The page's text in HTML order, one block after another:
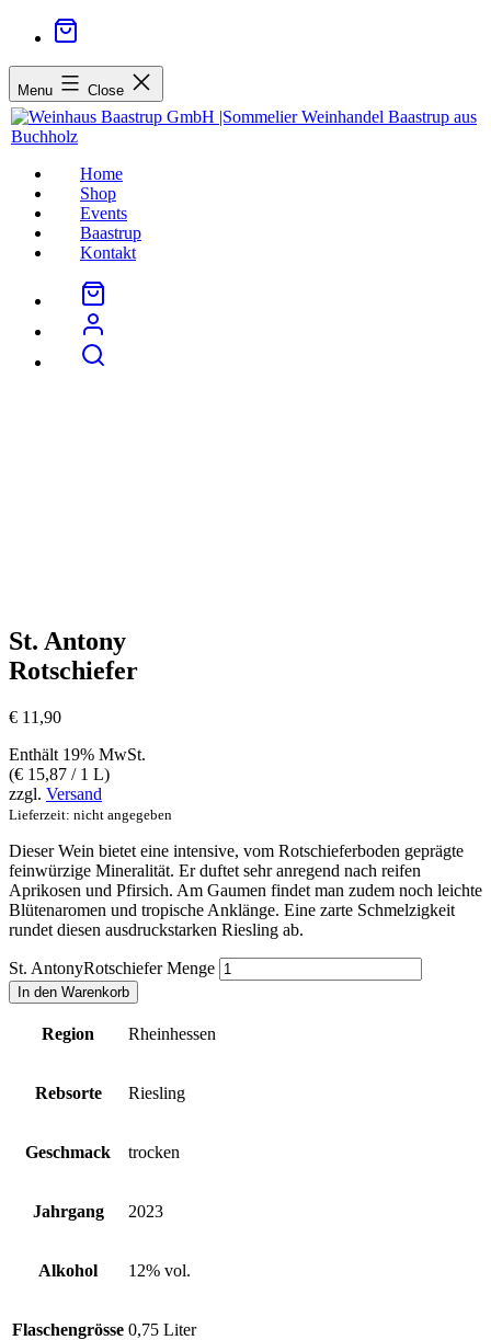
Menu Close
Home
Shop
Events
Baastrup
Kontakt
St. Antony
Rotschiefer
€ 11,90
Enthält 19% MwSt.
(€ 15,87 / 1 L)
zzgl. Versand
Lieferzeit: nicht angegeben
Dieser Wein bietet eine intensive, vom Rotschieferboden geprägte
feinwürzige Mineralität. Er duftet sehr anregend nach reifen
Aprikosen und Pfirsich. Am Gaumen findet man zudem noch leichte
Blütenaromen und tropische Anklänge. Eine zarte Schmelzigkeit
rundet diesen ausdruckstarken Riesling ab.
St. AntonyRotschiefer Menge
In den Warenkorb
Region Rheinhessen
Rebsorte Riesling
Geschmack trocken
Jahrgang 2023
Alkohol 12% vol.
Flaschengrösse 0,75 Liter